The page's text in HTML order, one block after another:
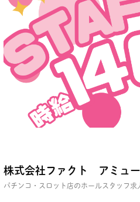
株式会社ファクト アミュ
パチンコ・スロット店のホールスタッフ求